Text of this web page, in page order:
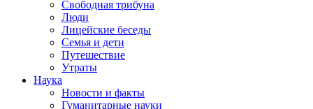
Свободная трибуна
Люди
Лицейские беседы
Семья и дети
Путешествие
Утраты
Наука
Новости и факты
Гуманитарные науки